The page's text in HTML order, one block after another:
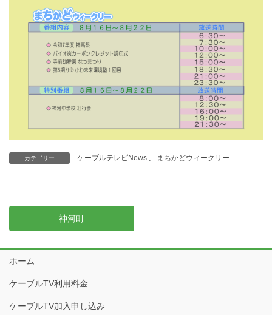
カテゴリー ケーブルテレビNews 、 まちかどウィークリー
神河町
ホーム
ケーブルTV利用料金
ケーブルTV加入申し込み